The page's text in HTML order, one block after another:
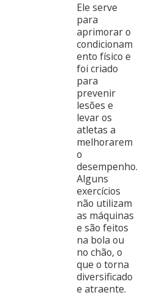
Ele serve
para
aprimorar o
condicionam
ento físico e
foi criado
para
prevenir
lesões e
levar os
atletas a
melhorarem
o
desempenho.
Alguns
exercícios
não utilizam
as máquinas
e são feitos
na bola ou
no chão, o
que o torna
diversificado
e atraente.